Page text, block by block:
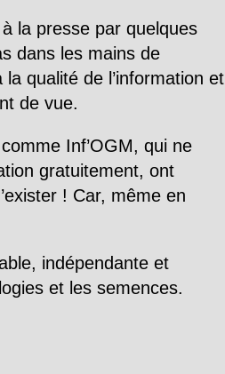
la presse par quelques
dans les mains de
qualité de l’information et
de vue.
comme Inf’OGM, qui ne
gratuitement, ont
! Car, même en
indépendante et
et les semences.